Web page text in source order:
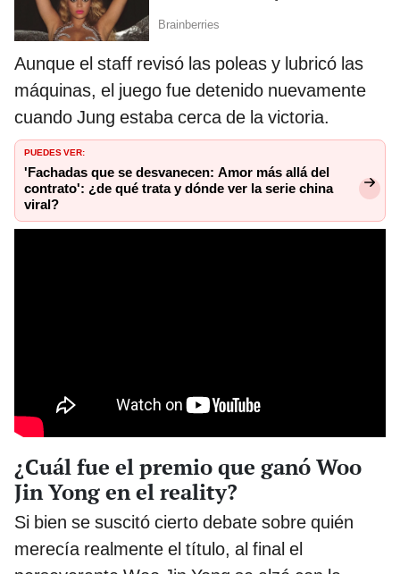
Aunque el staff revisó las poleas y lubricó las
máquinas, el juego fue detenido nuevamente
cuando Jung estaba cerca de la victoria.
PUEDES VER:
'Fachadas que se desvanecen: Amor más allá del
contrato': ¿de qué trata y dónde ver la serie china
viral?
¿Cuál fue el premio que ganó Woo
Jin Yong en el reality?
Si bien se suscitó cierto debate sobre quién
merecía realmente el título, al final el